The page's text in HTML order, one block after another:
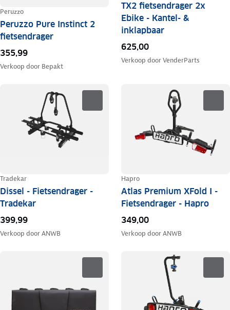
Peruzzo
Peruzzo Pure Instinct 2
fietsendrager
355,99
Verkoop door Bepakt
TX2 fietsendrager 2x
Ebike - Kantel- &
inklapbaar
625,00
Verkoop doorVenderParts
Tradekar
Dissel - Fietsendrager -
Tradekar
399,99
Verkoop doorANWB
Hapro
Atlas Premium XFold I -
Fietsendrager - Hapro
349,00
Verkoop doorANWB